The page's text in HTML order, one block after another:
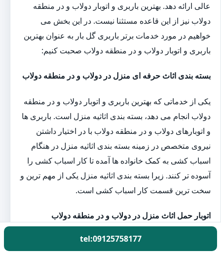
عالی ارائه دهد. بهترین باربری و اتوبار دولاب و در منطقه
دولاب نیز از این قاعده مستثنا نیست. در این بخش می
خواهیم در مورد خدمات برتر باربری گل بار به عنوان بهترین
باربری و اتوبار دولاب و در منطقه دولاب صحبت کنیم:
بسته بندی اثاث حرفه ای منزل در دولاب و در منطقه دولاب
یکی از خدماتی که بهترین باربری و اتوبار دولاب و در منطقه
دولاب انجام می دهد، بسته بندی اثاثیه منزل است. باربری ها
و اتوبارهای دولاب و در منطقه دولاب با در اختیار داشتن
نیروی متخصص در زمینه بسته بندی اثاثیه منزل در هنگام
اسباب کشی به کمک خانواده ها آمده تا کار اسباب کشی را
آسوده تر کنند. زیرا بسته بندی اثاثیه منزل یکی از مهم ترین و
سخت ترین قسمت کار اسباب کشی است.
اتوبار حمل اثاث منزل در دولاب و در منطقه دولاب
کارگران باربری گل بار با در اختیار داشتن بهترین و به
tel:09125758177